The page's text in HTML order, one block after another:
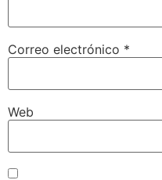
Correo electrónico *
Web